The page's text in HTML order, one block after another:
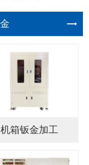
机箱钣金加工